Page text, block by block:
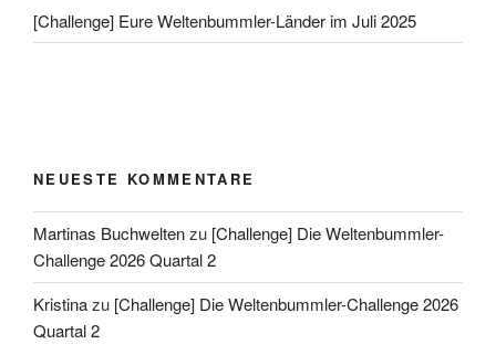
[Challenge] Eure Weltenbummler-Länder im Juli 2025
NEUESTE KOMMENTARE
Martinas Buchweltenzu [Challenge] Die Weltenbummler-
Challenge 2026 Quartal 2
Kristinazu [Challenge] Die Weltenbummler-Challenge 2026
Quartal 2